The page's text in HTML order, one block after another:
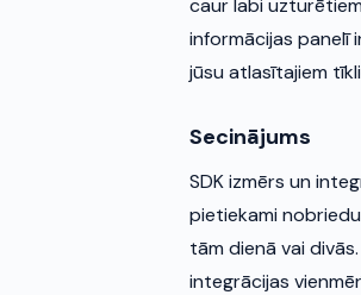
caur labi
informācijas panelī
jūsu atlasītajiem
Secinājums
SDK izmērs un
pietiekami
tām dienā vai
integrācijas